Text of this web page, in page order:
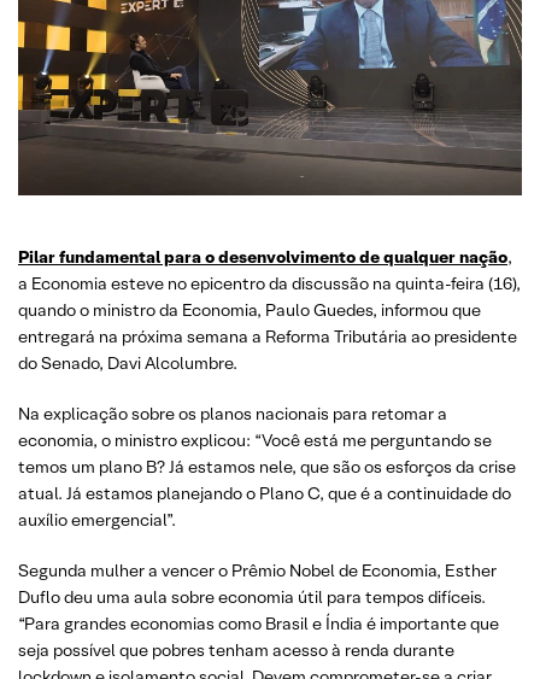
Pilar fundamental para o desenvolvimento de qualquer nação,
a Economia esteve no epicentro da discussão na quinta-feira (16),
quando o ministro da Economia, Paulo Guedes, informou que
entregará na próxima semana a Reforma Tributária ao presidente
do Senado, Davi Alcolumbre.
Na explicação sobre os planos nacionais para retomar a
economia, o ministro explicou: “Você está me perguntando se
temos um plano B? Já estamos nele, que são os esforços da crise
atual. Já estamos planejando o Plano C, que é a continuidade do
auxílio emergencial”.
Segunda mulher a vencer o Prêmio Nobel de Economia, Esther
Duflo deu uma aula sobre economia útil para tempos difíceis.
“Para grandes economias como Brasil e Índia é importante que
seja possível que pobres tenham acesso à renda durante